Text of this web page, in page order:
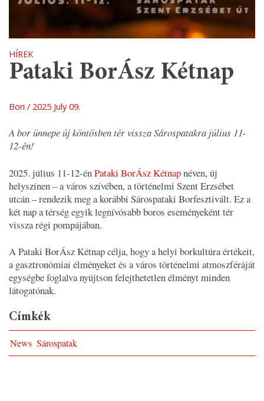
HÍREK
Pataki BorÁsz Kétnap
Bori 2025 July 09.
A bor ünnepe új köntösben tér vissza Sárospatakra július 11-
12-én!
2025. július 11-12-énPataki BorÁsz Kétnapnéven, új
helyszínen – a város szívében, a történelmi Szent Erzsébet
utcán – rendezik meg a korábbi Sárospataki Borfesztivált. Ez a
két nap a térség egyik legnívósabb boros eseményeként tér
vissza régi pompájában.
A Pataki BorÁsz Kétnap célja, hogy a helyi borkultúra értékeit,
a gasztronómiai élményeket és a város történelmi atmoszféráját
egységbe foglalva nyújtson felejthetetlen élményt minden
látogatónak.
Címkék
News Sárospatak